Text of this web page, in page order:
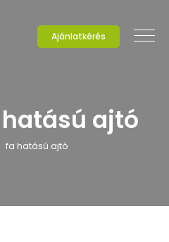
Ajánlatkérés
ajtó
fa hatású ajtó